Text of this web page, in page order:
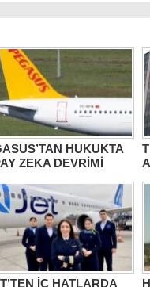
HUKUKTA
ZEKA DEVRİMİ
İÇ HATLARDA